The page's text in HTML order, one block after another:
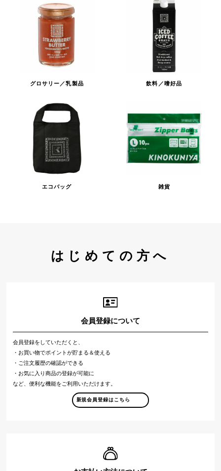
グロサリー／乳製品 飲料／嗜好品
エコバッグ 雑貨
はじめての方へ
会員登録について
会員登録をしていただくと、
・お買い物でポイントが貯まる＆使える
・ご注文履歴の確認ができる
・お気に入り商品の登録が可能に
など、便利な機能をご利用いただけます。
新規会員登録はこちら